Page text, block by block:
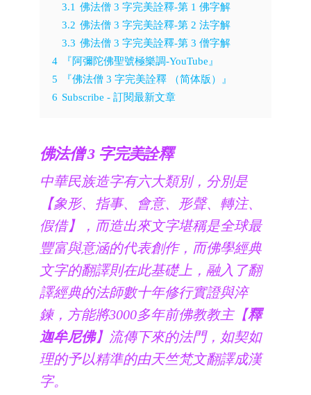
3.1 佛法僧 3 字完美詮釋-第 1 佛字解
3.2 佛法僧 3 字完美詮釋-第 2 法字解
3.3 佛法僧 3 字完美詮釋-第 3 僧字解
4
『阿彌陀佛聖號極樂調-YouTube』
5
『佛法僧 3 字完美詮釋 （简体版）』
6 Subscribe - 訂閱最新文章
佛法僧 3 字完美詮釋
中華民族造字有六大類別，分別是
【象形、指事、會意、形聲、轉注、
假借】，而造出來文字堪稱是全球最
豐富與意涵的代表創作，而佛學經典
文字的翻譯則在此基礎上，融入了翻
譯經典的法師數十年修行實證與淬
鍊，方能將3000多年前佛教教主【釋
迦牟尼佛】流傳下來的法門，如契如
理的予以精準的由天竺梵文翻譯成漢
字。